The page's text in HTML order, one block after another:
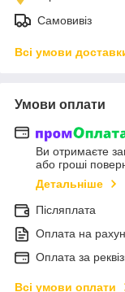
Самовивіз
Всі умови
Умови оплати
Ви отримаєте
або гроші
Детальніше
Післяплата
Оплата на
Оплата за
Всі умови оплати